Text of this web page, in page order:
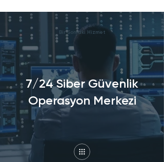
Bir Sonraki Hizmet
7/24 Siber Güvenlik
Operasyon Merkezi